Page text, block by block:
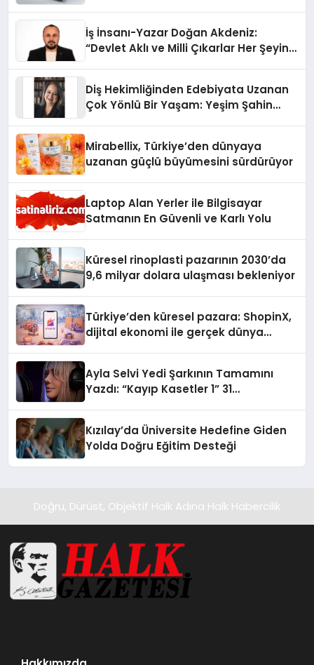
İş İnsanı-Yazar Doğan Akdeniz:
“Devlet Aklı ve Milli Çıkarlar Her Şeyin
Diş Hekimliğinden Edebiyata Uzanan
Çok Yönlü Bir Yaşam: Yeşim Şahin
Mirabellix, Türkiye’den dünyaya
uzanan güçlü büyümesini sürdürüyor
Laptop Alan Yerler ile Bilgisayar
Satmanın En Güvenli ve Karlı Yolu
Küresel rinoplasti pazarının 2030’da
9,6 milyar dolara ulaşması bekleniyor
Türkiye’den küresel pazara: ShopinX,
dijital ekonomi ile gerçek dünya
Ayla Selvi Yedi Şarkının Tamamını
Yazdı: “Kayıp Kasetler 1” 31
Kızılay’da Üniversite Hedefine Giden
Yolda Doğru Eğitim Desteği
Doğru, Dürüst, Objektif Halk Adına Halk Habercilik